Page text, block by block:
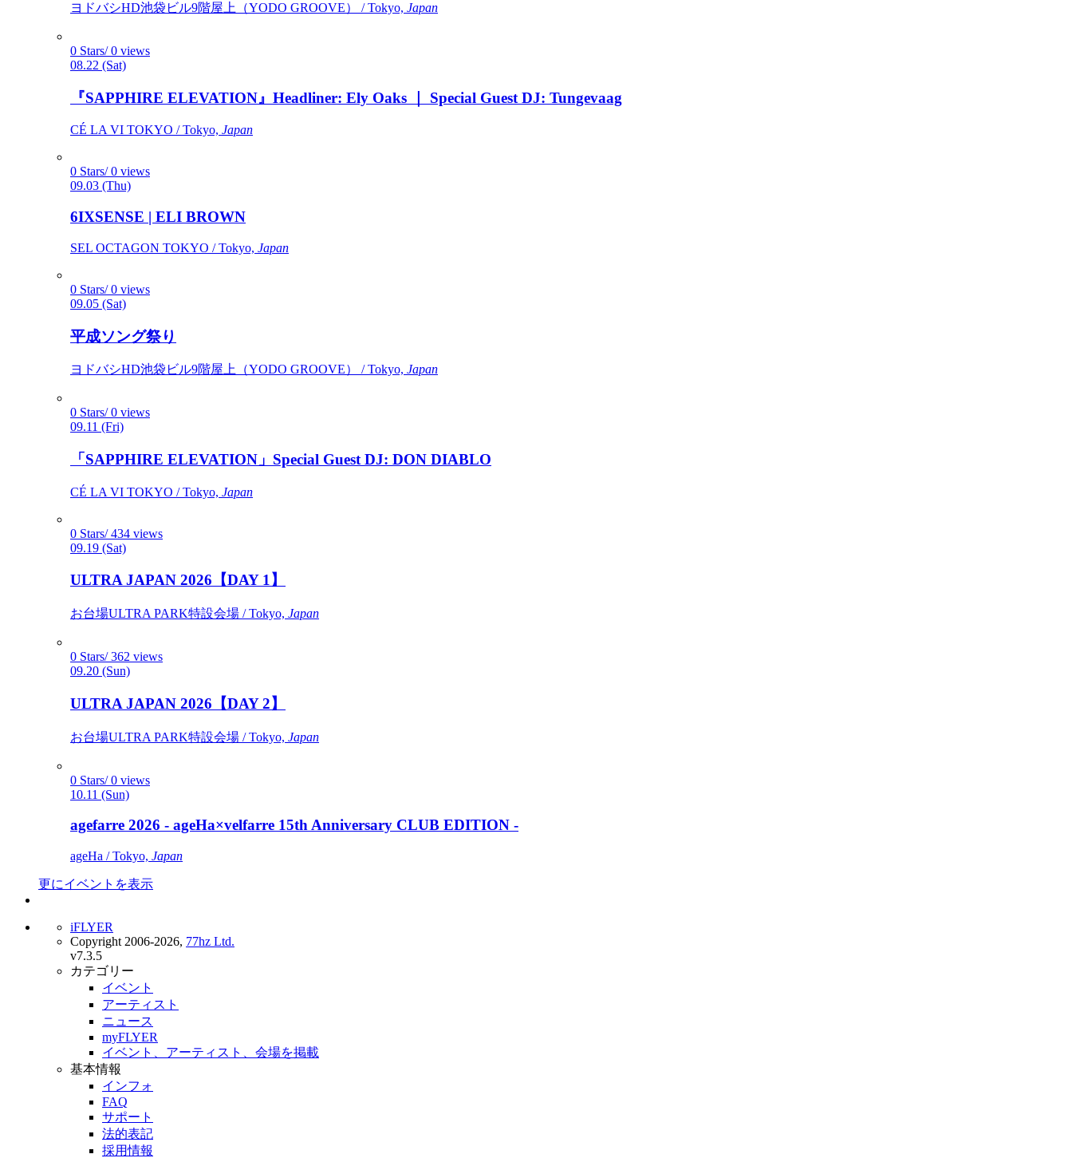
ヨドバシHD池袋ビル9階屋上（YODO GROOVE） / Tokyo, Japan
0 Stars/ 0 views
08.22 (Sat)
『SAPPHIRE ELEVATION』Headliner: Ely Oaks ｜ Special Guest DJ: Tungevaag
CÉ LA VI TOKYO / Tokyo, Japan
0 Stars/ 0 views
09.03 (Thu)
6IXSENSE | ELI BROWN
SEL OCTAGON TOKYO / Tokyo, Japan
0 Stars/ 0 views
09.05 (Sat)
平成ソング祭り
ヨドバシHD池袋ビル9階屋上（YODO GROOVE） / Tokyo, Japan
0 Stars/ 0 views
09.11 (Fri)
「SAPPHIRE ELEVATION」Special Guest DJ: DON DIABLO
CÉ LA VI TOKYO / Tokyo, Japan
0 Stars/ 434 views
09.19 (Sat)
ULTRA JAPAN 2026【DAY 1】
お台場ULTRA PARK特設会場 / Tokyo, Japan
0 Stars/ 362 views
09.20 (Sun)
ULTRA JAPAN 2026【DAY 2】
お台場ULTRA PARK特設会場 / Tokyo, Japan
0 Stars/ 0 views
10.11 (Sun)
agefarre 2026 - ageHa×velfarre 15th Anniversary CLUB EDITION -
ageHa / Tokyo, Japan
更にイベントを表示
iFLYER
Copyright 2006-2026, 77hz Ltd.
v7.3.5
カテゴリー
イベント
アーティスト
ニュース
myFLYER
イベント、アーティスト、会場を掲載
基本情報
インフォ
FAQ
サポート
法的表記
採用情報